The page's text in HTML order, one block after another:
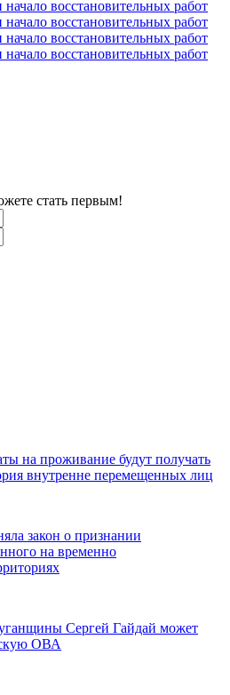
стать первым!
на проживание будут получать
внутренне перемещенных лиц
закон о признании
на временно
Сергей Гайдай может
ОВА